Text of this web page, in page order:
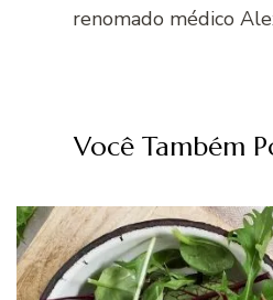
renomado médico
Você Também